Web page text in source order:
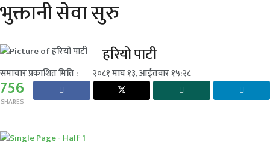
भुक्तानी सेवा सुरु
हरियो पाटी
समाचार प्रकाशित मिति : २०८१ माघ १३, आईतवार १५:२८
756
SHARES